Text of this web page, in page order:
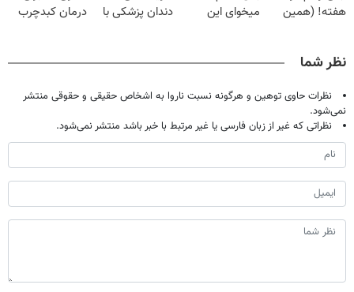
هفته! (همین
میخوای این
دندان پزشکی با
درمان کبدچرب
نظر شما
نظرات حاوی توهین و هرگونه نسبت ناروا به اشخاص حقیقی و حقوقی منتشر
نمی‌شود.
نظراتی که غیر از زبان فارسی یا غیر مرتبط با خبر باشد منتشر نمی‌شود.